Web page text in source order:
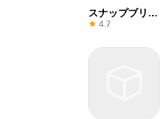
スナップブリッ
ジ 4.7